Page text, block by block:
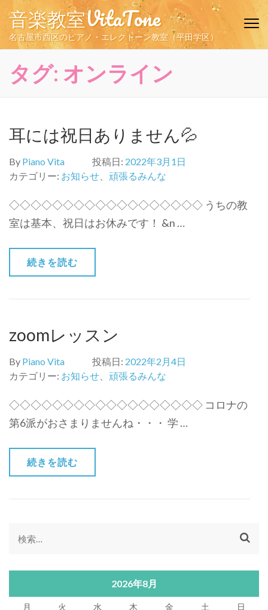
ン
テ
ン
プ
を
押
音楽教室VitaTone
名古屋市西区のピアノ・エレクトーン教室（平田学区）
タグ: オンライン
耳には祝日ありません💦
By Piano Vita 投稿日: 2022年3月1日
カテゴリー: お知らせ 頑張るみんな
◇◇◇◇◇◇◇◇◇◇◇◇◇◇◇◇◇◇ うちの教
室は基本、祝日はお休みです！ &n …
続きを読む
zoomレッスン
By Piano Vita 投稿日: 2022年2月4日
カテゴリー: お知らせ 頑張るみんな
◇◇◇◇◇◇◇◇◇◇◇◇◇◇◇◇◇◇ コロナの
第6派がおさまりませんね・・・ 学 …
続きを読む
検
2026年8月
月 火 水 木 金 土 日